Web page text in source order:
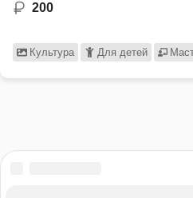
200
Культура Для детей